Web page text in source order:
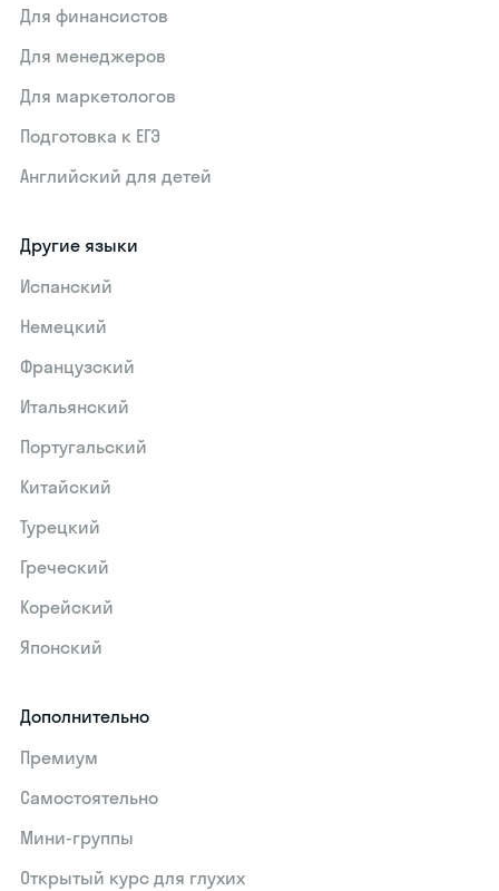
Для финансистов
Для менеджеров
Для маркетологов
Подготовка к ЕГЭ
Английский для детей
Другие языки
Испанский
Немецкий
Французский
Итальянский
Португальский
Китайский
Турецкий
Греческий
Корейский
Японский
Дополнительно
Премиум
Самостоятельно
Мини-группы
Открытый курс для глухих